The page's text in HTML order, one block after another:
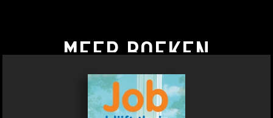
MEER BOEKEN